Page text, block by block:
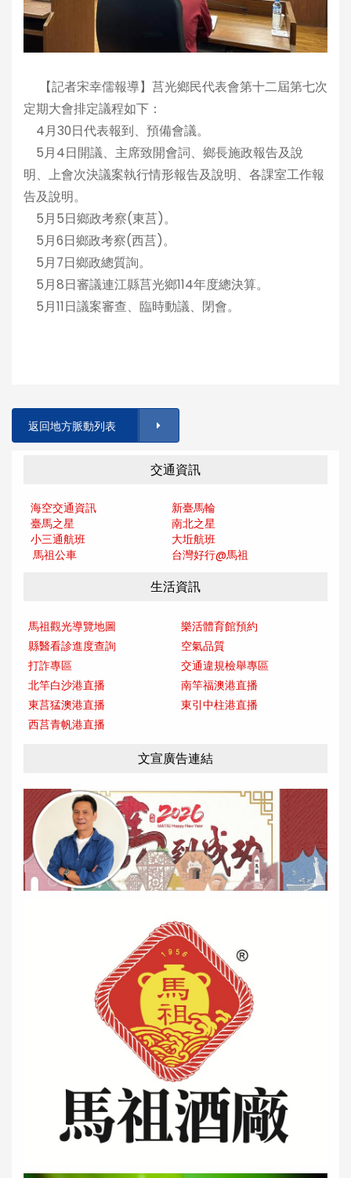
【記者宋幸儒報導】莒光鄉民代表會第十二屆第七次
定期大會排定議程如下：
4月30日代表報到、預備會議。
5月4日開議、主席致開會詞、鄉長施政報告及說
明、上會次決議案執行情形報告及說明、各課室工作報
告及說明。
5月5日鄉政考察(東莒)。
5月6日鄉政考察(西莒)。
5月7日鄉政總質詢。
5月8日審議連江縣莒光鄉114年度總決算。
5月11日議案審查、臨時動議、閉會。
返回地方脈動列表
交通資訊
海空交通資訊
新臺馬輪
臺馬之星
南北之星
小三通航班
大坵航班
馬祖公車
台灣好行@馬祖
生活資訊
馬祖觀光導覽地圖
樂活體育館預約
縣醫看診進度查詢
空氣品質
打詐專區
交通違規檢舉專區
北竿白沙港直播
南竿福澳港直播
東莒猛澳港直播
東引中柱港直播
西莒青帆港直播
文宣廣告連結